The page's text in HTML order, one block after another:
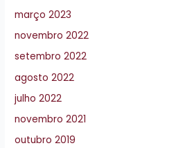
março 2023
novembro 2022
setembro 2022
agosto 2022
julho 2022
novembro 2021
outubro 2019